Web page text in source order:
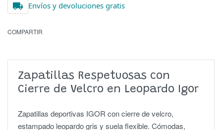
Envíos y devoluciones gratis
COMPARTIR
Zapatillas Respetuosas con
Cierre de Velcro en Leopardo Igor
Zapatillas deportivas IGOR con cierre de velcro,
estampado leopardo gris y suela flexible. Cómodas,